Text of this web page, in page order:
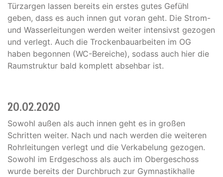
Türzargen lassen bereits ein erstes gutes Gefühl
geben, dass es auch innen gut voran geht. Die Strom-
und Wasserleitungen werden weiter intensivst gezogen
und verlegt. Auch die Trockenbauarbeiten im OG
haben begonnen (WC-Bereiche), sodass auch hier die
Raumstruktur bald komplett absehbar ist.
20.02.2020
Sowohl außen als auch innen geht es in großen
Schritten weiter. Nach und nach werden die weiteren
Rohrleitungen verlegt und die Verkabelung gezogen.
Sowohl im Erdgeschoss als auch im Obergeschoss
wurde bereits der Durchbruch zur Gymnastikhalle